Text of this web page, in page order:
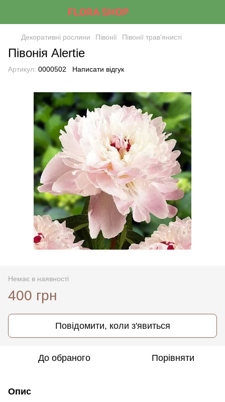
Декоративні рослини Півонії Півонії трав'янисті
Півонія Alertie
Артикул: 0000502 Написати відгук
Немає в наявності
400 грн
Повідомити, коли з'явиться
До обраного Порівняти
Опис